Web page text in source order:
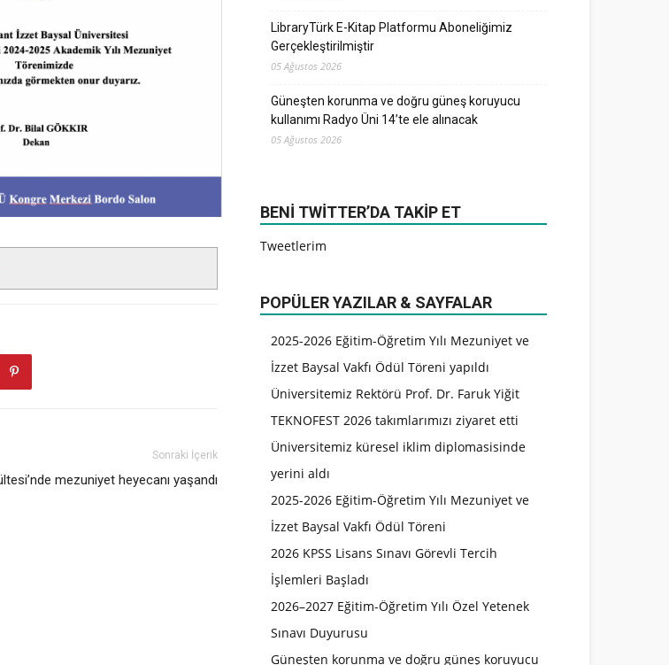
Sonraki İçerik
mezuniyet heyecanı yaşandı
LibraryTürk E-Kitap Platformu Aboneliğimiz
Gerçekleştirilmiştir
05 Ağustos 2026
Güneşten korunma ve doğru güneş koruyucu
kullanımı Radyo Üni 14’te ele alınacak
05 Ağustos 2026
BENI TWITTER’DA TAKIP ET
Tweetlerim
POPÜLER YAZILAR & SAYFALAR
2025-2026 Eğitim-Öğretim Yılı Mezuniyet ve
İzzet Baysal Vakfı Ödül Töreni yapıldı
Üniversitemiz Rektörü Prof. Dr. Faruk Yiğit
TEKNOFEST 2026 takımlarımızı ziyaret etti
Üniversitemiz küresel iklim diplomasisinde
yerini aldı
2025-2026 Eğitim-Öğretim Yılı Mezuniyet ve
İzzet Baysal Vakfı Ödül Töreni
2026 KPSS Lisans Sınavı Görevli Tercih
İşlemleri Başladı
2026–2027 Eğitim-Öğretim Yılı Özel Yetenek
Sınavı Duyurusu
Güneşten korunma ve doğru güneş koruyucu